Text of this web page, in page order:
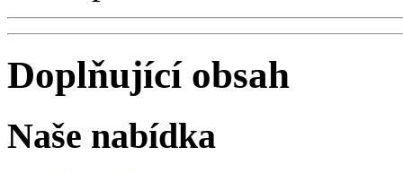
Doplňující obsah
Naše nabídka